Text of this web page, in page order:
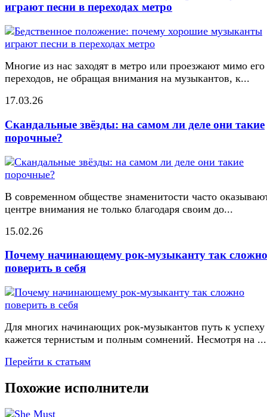
играют песни в переходах метро
Многие из нас заходят в метро или проезжают мимо его
переходов, не обращая внимания на музыкантов, к...
17.03.26
Скандальные звёзды: на самом ли деле они такие
порочные?
В современном обществе знаменитости часто
центре внимания не только благодаря своим до...
15.02.26
Почему начинающему рок-музыканту так сложно
поверить в себя
Для многих начинающих рок-музыкантов путь к успеху
кажется тернистым и полным сомнений. Несмотря на ...
Перейти к статьям
Похожие исполнители